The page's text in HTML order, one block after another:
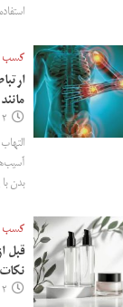
کسب
مانند HPV
2 هفته پیش
بدن
کسب
قبل
نکات
2 هفته پیش